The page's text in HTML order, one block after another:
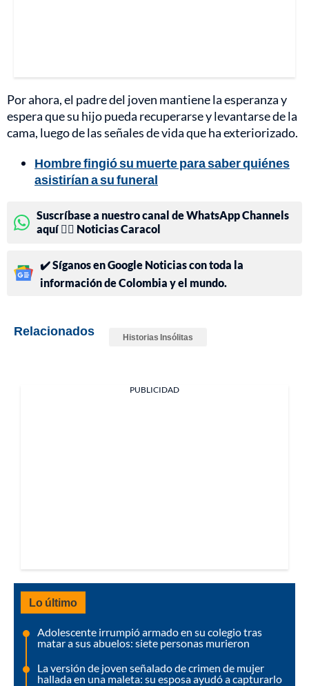
Por ahora, el padre del joven mantiene la esperanza y
espera que su hijo pueda recuperarse y levantarse de la
cama, luego de las señales de vida que ha exteriorizado.
Hombre fingió su muerte para saber quiénes
asistirían a su funeral
Suscríbase a nuestro canal de WhatsApp Channels
aquí 👉🏻 Noticias Caracol
✔️ Síganos en Google Noticias con toda la
información de Colombia y el mundo.
Relacionados Historias Insólitas
PUBLICIDAD
Lo último
Adolescente irrumpió armado en su colegio tras
matar a sus abuelos: siete personas murieron
La versión de joven señalado de crimen de mujer
hallada en una maleta: su esposa ayudó a capturarlo